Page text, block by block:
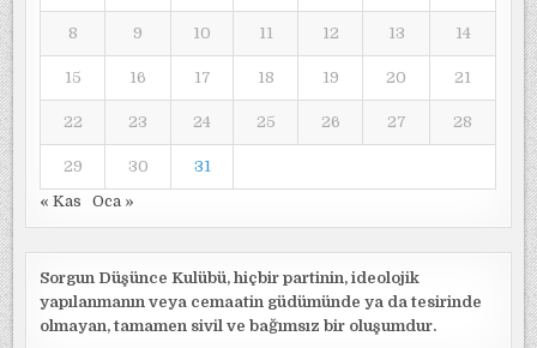
8 9 10 11 12 13 14
15 16 17 18 19 20 21
22 23 24 25 26 27 28
29 30
31
« Kas
Oca »
Sorgun Düşünce Kulübü, hiçbir partinin, ideolojik
yapılanmanın veya cemaatin güdümünde ya da tesirinde
olmayan, tamamen sivil ve bağımsız bir oluşumdur.